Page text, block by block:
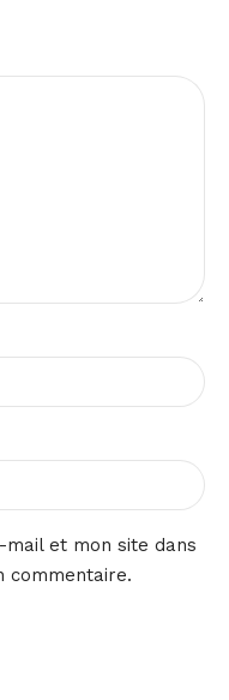
et mon site dans
commentaire.